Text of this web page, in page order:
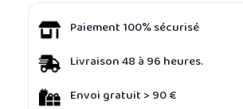
Paiement 100% sécurisé
Livraison 48 à 96 heures.
Envoi gratuit > 90 €